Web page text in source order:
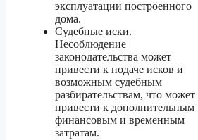
эксплуатации построенного
дома.
Судебные иски.
Несоблюдение
законодательства может
привести к подаче исков и
возможным судебным
разбирательствам, что может
привести к дополнительным
финансовым и временным
затратам.